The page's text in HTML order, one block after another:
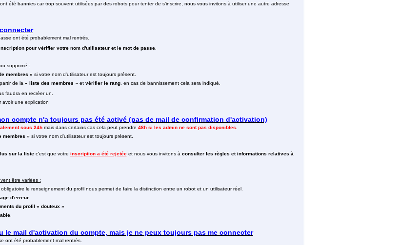
été bannies car trop souvent utilisées par des robots pour tenter de s'inscrire, nous vous invitons à utiliser une autre adresse
ont été probablement mal rentrés.
pour vérifier votre nom d'utilisateur et le mot de passe.
supprimé :
membres » si votre nom d'utilisateur est toujours présent.
de la « liste des membres » et vérifier le rang, en cas de bannissement cela sera indiqué.
faudra en recréer un.
avoir une explication
compte n'a toujours pas été activé (pas de mail de confirmation d'activation)
sous 24h mais dans certains cas cela peut prendre 48h si les admin ne sont pas disponibles
membres » si votre nom d'utilisateur est toujours présent.
sur la liste c'est que votre inscription a été rejetée et nous vous invitons à consulter les règles et informations relatives à
être variées :
le renseignement du profil nous permet de faire la distinction entre un robot et un utilisateur réel.
d'erreur
du profil « douteux »
.
le mail d'activation du compte, mais je ne peux toujours pas me connecter
ont été probablement mal rentrés.